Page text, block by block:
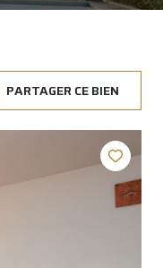
PARTAGER CE BIEN